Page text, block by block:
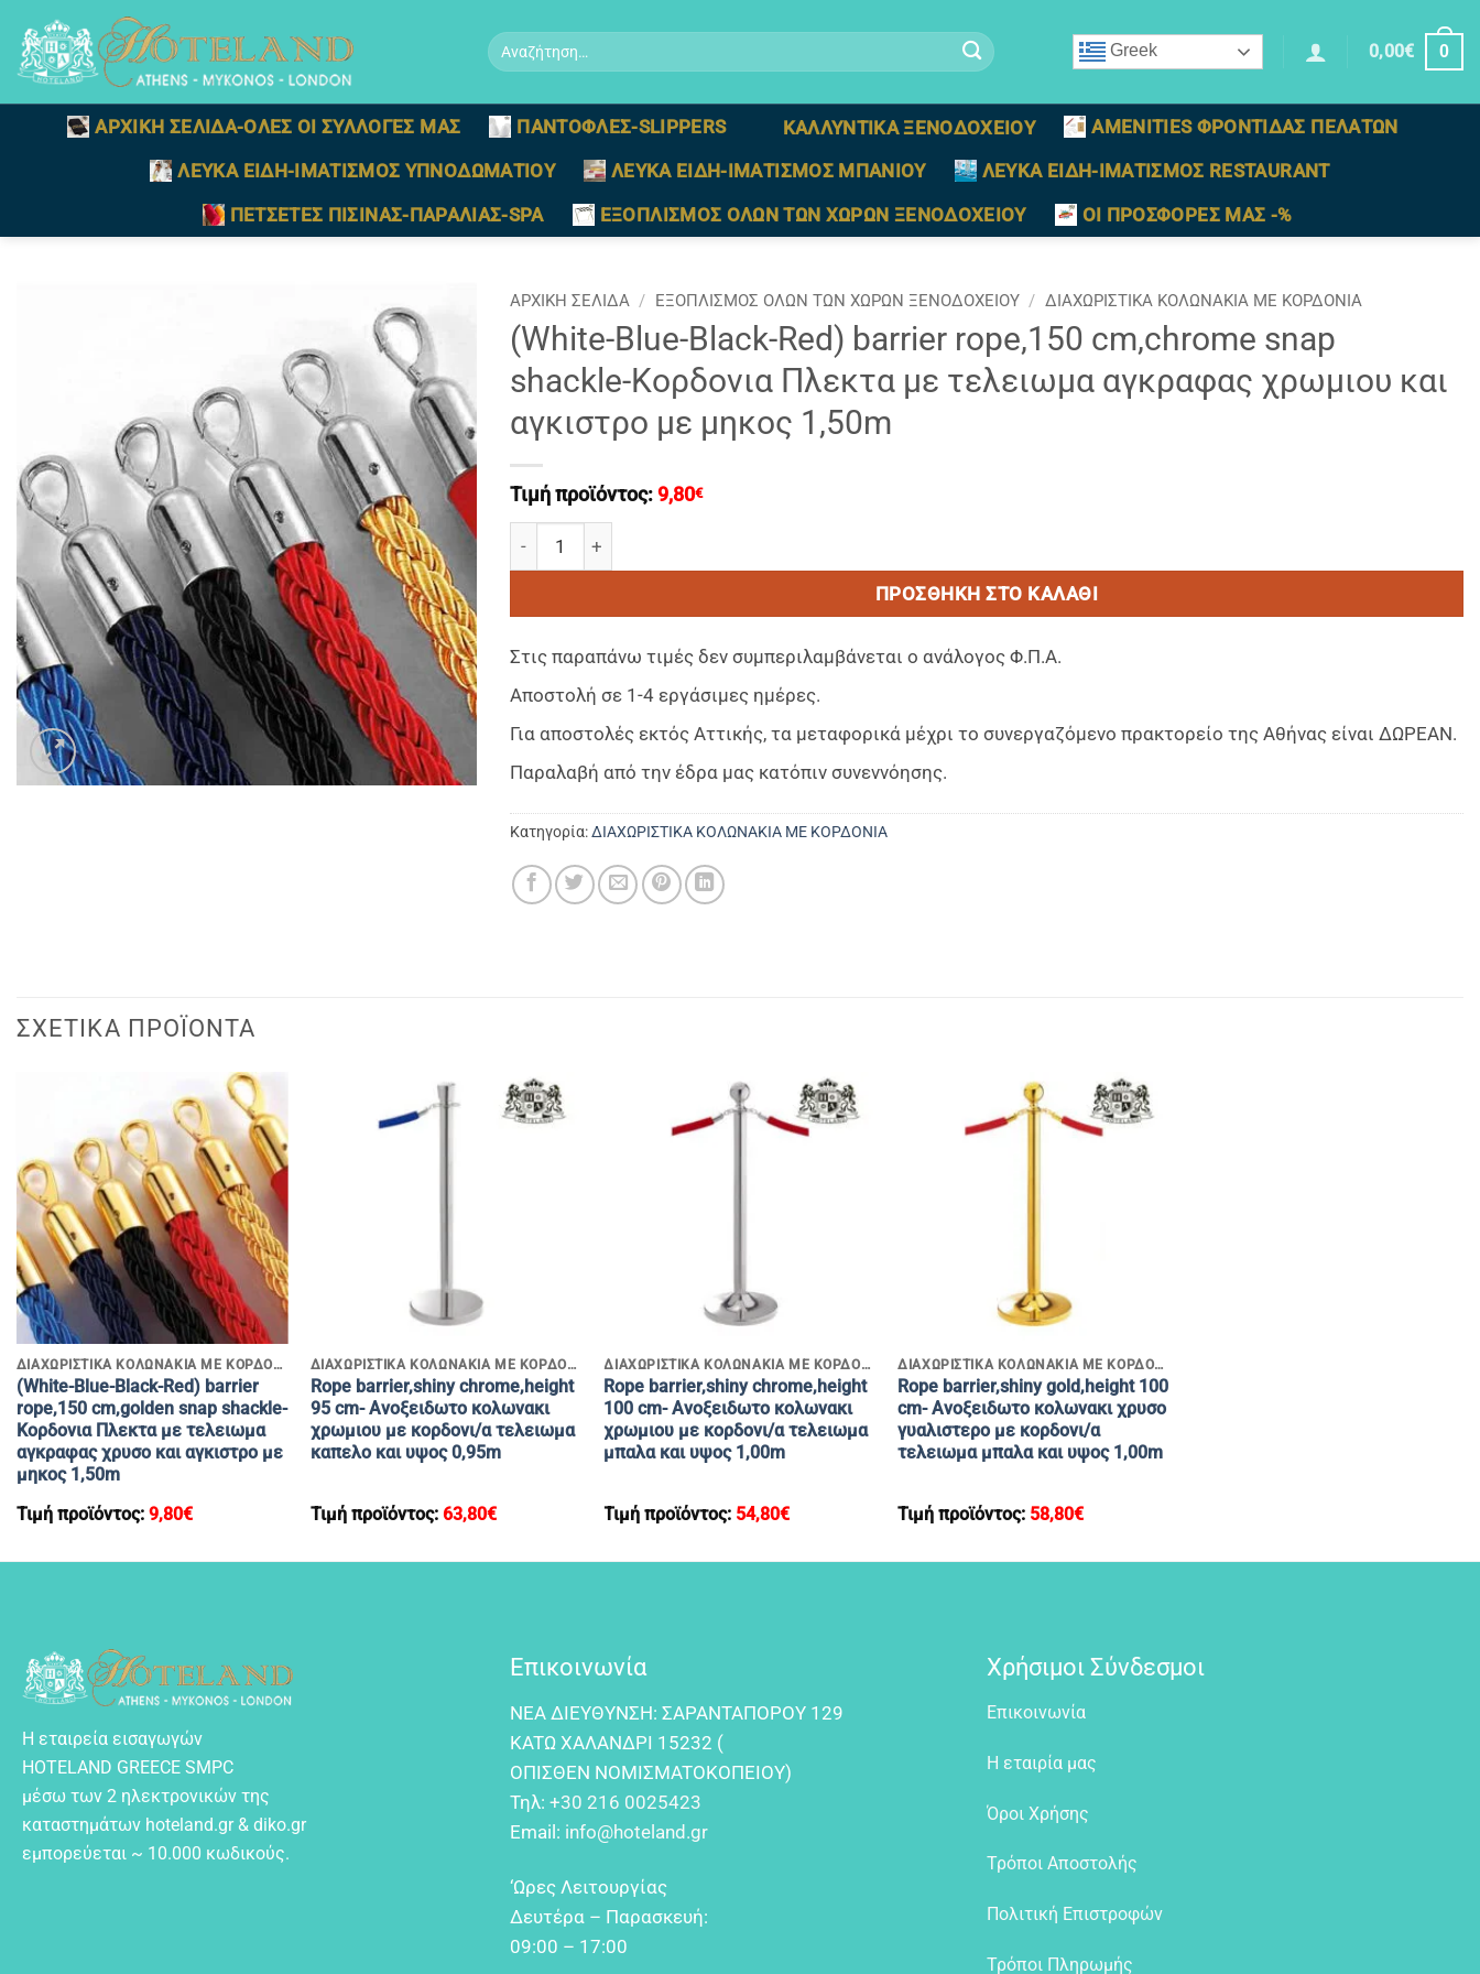
στο
περιεχόμενο
Αναζήτηση
για:
Greek 0,00€ 0
ΑΡΧΙΚΗ ΣΕΛΙΔΑ-ΟΛΕΣ ΟΙ ΣΥΛΛΟΓΕΣ ΜΑΣ ΠΑΝΤΟΦΛΕΣ-SLIPPERS ΚΑΛΛΥΝΤΙΚΑ ΞΕΝΟΔΟΧΕΙΟΥ
AMENITIES ΦΡΟΝΤΙΔΑΣ ΠΕΛΑΤΩΝ
ΛΕΥΚΑ ΕΙΔΗ-ΙΜΑΤΙΣΜΟΣ ΥΠΝΟΔΩΜΑΤΙΟΥ
ΛΕΥΚΑ ΕΙΔΗ-ΙΜΑΤΙΣΜΟΣ ΜΠΑΝΙΟΥ
ΛΕΥΚΑ ΕΙΔΗ-ΙΜΑΤΙΣΜΟΣ RESTAURANT
ΠΕΤΣΕΤΕΣ ΠΙΣΙΝΑΣ-ΠΑΡΑΛΙΑΣ-SPA
ΕΞΟΠΛΙΣΜΟΣ ΟΛΩΝ ΤΩΝ ΧΩΡΩΝ ΞΕΝΟΔΟΧΕΙΟΥ ΟΙ ΠΡΟΣΦΟΡΕΣ ΜΑΣ -%
ΑΡΧΙΚΉ ΣΕΛΊΔΑ / ΕΞΟΠΛΙΣΜΟΣ ΟΛΩΝ ΤΩΝ ΧΩΡΩΝ ΞΕΝΟΔΟΧΕΙΟΥ / ΔΙΑΧΩΡΙΣΤΙΚΑ ΚΟΛΩΝΑΚΙΑ ΜΕ ΚΟΡΔΟΝΙΑ
(White-Blue-Black-Red) barrier rope,150 cm,chrome snap
shackle-Κορδονια Πλεκτα με τελειωμα αγκραφας χρωμιου και
αγκιστρο με μηκος 1,50m
Τιμή προϊόντος: 9,80€
(White-Blue-Black-Red) barrier rope,150 cm,chrome snap shackle-Κορδονια Πλεκτα με τελειωμα αγκραφας χρωμιου και
ΠΡΟΣΘΉΚΗ ΣΤΟ ΚΑΛΆΘΙ
Στις παραπάνω τιμές δεν συμπεριλαμβάνεται ο ανάλογος Φ.Π.Α.
Αποστολή σε 1-4 εργάσιμες ημέρες.
Για αποστολές εκτός Αττικής, τα μεταφορικά μέχρι το συνεργαζόμενο πρακτορείο της Αθήνας είναι ΔΩΡΕΑΝ.
Παραλαβή από την έδρα μας κατόπιν συνεννόησης.
Κατηγορία:ΔΙΑΧΩΡΙΣΤΙΚΑ ΚΟΛΩΝΑΚΙΑ ΜΕ ΚΟΡΔΟΝΙΑ
ΣΧΕΤΙΚΆ ΠΡΟΪΌΝΤΑ
+
ΔΙΑΧΩΡΙΣΤΙΚΑ ΚΟΛΩΝΑΚΙΑ ΜΕ ΚΟΡΔΟΝΙΑ
(White-Blue-Black-Red) barrier
rope,150 cm,golden snap shackle-
Κορδονια Πλεκτα με τελειωμα
αγκραφας χρυσο και αγκιστρο με
μηκος 1,50m
Τιμή προϊόντος: 9,80€
ΔΙΑΧΩΡΙΣΤΙΚΑ ΚΟΛΩΝΑΚΙΑ ΜΕ ΚΟΡΔΟΝΙΑ
Rope barrier,shiny chrome,height
95 cm- Ανοξειδωτο κολωνακι
χρωμιου με κορδονι/α τελειωμα
καπελο και υψος 0,95m
Τιμή προϊόντος: 63,80€
ΔΙΑΧΩΡΙΣΤΙΚΑ ΚΟΛΩΝΑΚΙΑ ΜΕ ΚΟΡΔΟΝΙΑ
Rope barrier,shiny chrome,height
100 cm- Ανοξειδωτο κολωνακι
χρωμιου με κορδονι/α τελειωμα
μπαλα και υψος 1,00m
Τιμή προϊόντος: 54,80€
ΔΙΑΧΩΡΙΣΤΙΚΑ ΚΟΛΩΝΑΚΙΑ ΜΕ ΚΟΡΔΟΝΙΑ
Rope barrier,shiny gold,height 100
cm- Ανοξειδωτο κολωνακι χρυσο
γυαλιστερο με κορδονι/α
τελειωμα μπαλα και υψος 1,00m
Τιμή προϊόντος: 58,80€
Η εταιρεία εισαγωγών
HOTELAND GREECE SMPC
μέσω των 2 ηλεκτρονικών της
καταστημάτων hoteland.gr & diko.gr
εμπορεύεται ~ 10.000 κωδικούς.
Επικοινωνία
NEA ΔIEYΘYNΣH: ΣAPANTAΠOPOY 129
KATΩ XAΛANΔPI 15232 (
OΠIΣΘEN NOMIΣMATOKOΠEIOY)
Τηλ: +30 216 0025423
Email: info@hoteland.gr
‘Ωρες Λειτουργίας
Δευτέρα – Παρασκευή:
09:00 – 17:00
Χρήσιμοι Σύνδεσμοι
Επικοινωνία
Η εταιρία μας
Όροι Χρήσης
Τρόποι Αποστολής
Πολιτική Επιστροφών
Τρόποι Πληρωμής